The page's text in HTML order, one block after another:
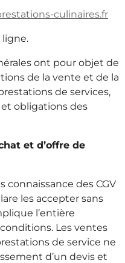
culinaires.fr
ligne.
ont pour objet de
de la vente et de la
de services,
obligations des
et d’offre de
connaissance des CGV
les accepter sans
l’entière
Les ventes
de service ne
d’un devis et